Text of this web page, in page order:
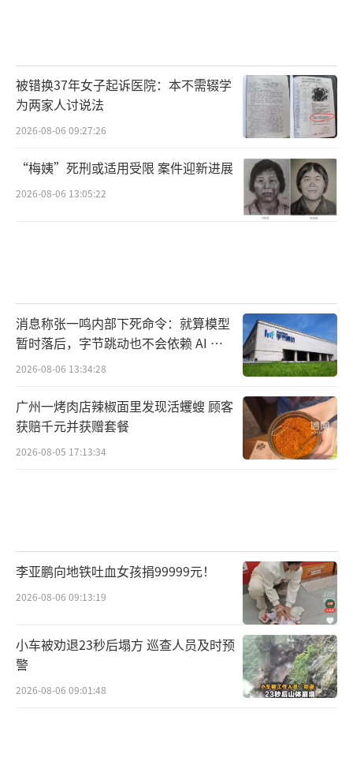
被错换37年女子起诉医院：本不需辍学
为两家人讨说法
2026-08-06 09:27:26
“梅姨”死刑或适用受限 案件迎新进展
2026-08-06 13:05:22
消息称张一鸣内部下死命令：就算模型
暂时落后，字节跳动也不会依赖 AI 蒸
馏技术
2026-08-06 13:34:28
广州一烤肉店辣椒面里发现活蠼螋 顾客
获赔千元并获赠套餐
2026-08-05 17:13:34
李亚鹏向地铁吐血女孩捐99999元！
2026-08-06 09:13:19
小车被劝退23秒后塌方 巡查人员及时预
警
2026-08-06 09:01:48